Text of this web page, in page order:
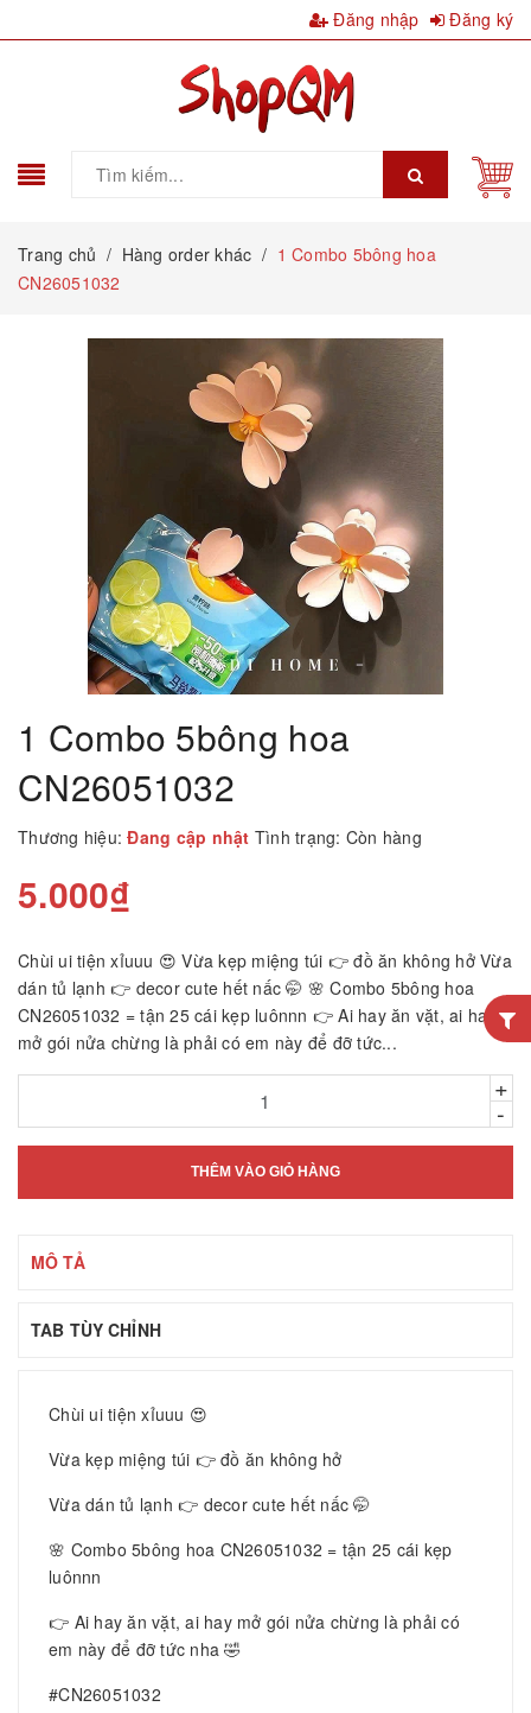
Đăng nhập Đăng ký
Trang chủ / Hàng order khác / 1 Combo 5bông hoa
CN26051032
1 Combo 5bông hoa
CN26051032
Thương hiệu: Đang cập nhật Tình trạng: Còn hàng
5.000₫
Chùi ui tiện xỉuuu 😍 Vừa kẹp miệng túi 👉 đồ ăn không hở Vừa
dán tủ lạnh 👉 decor cute hết nấc 🤭 🌸 Combo 5bông hoa
CN26051032 = tận 25 cái kẹp luônnn 👉 Ai hay ăn vặt, ai hay
mở gói nửa chừng là phải có em này để đỡ tức...
+
-
THÊM VÀO GIỎ HÀNG
MÔ TẢ
TAB TÙY CHỈNH
Chùi ui tiện xỉuuu 😍
Vừa kẹp miệng túi 👉 đồ ăn không hở
Vừa dán tủ lạnh 👉 decor cute hết nấc 🤭
🌸 Combo 5bông hoa CN26051032 = tận 25 cái kẹp
luônnn
👉 Ai hay ăn vặt, ai hay mở gói nửa chừng là phải có
em này để đỡ tức nha 🤣
#CN26051032